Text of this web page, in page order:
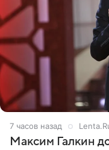
7 часов назад
Максим Галкин